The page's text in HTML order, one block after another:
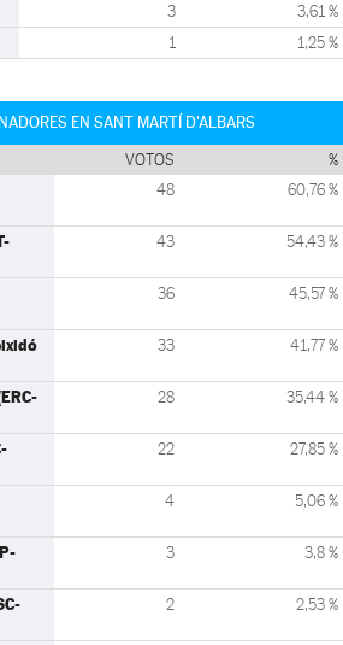
3 3,61 %
1 1,25 %
EN SANT MARTÍ D'ALBARS
VOTOS %
48 60,76 %
43 54,43 %
36 45,57 %
33 41,77 %
28 35,44 %
22 27,85 %
4 5,06 %
3 3,8 %
2 2,53 %